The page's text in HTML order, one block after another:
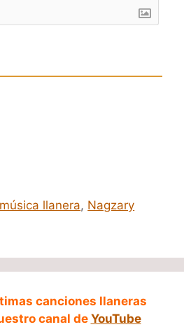
llanera, Nagzary
canciones llaneras
canal de YouTube